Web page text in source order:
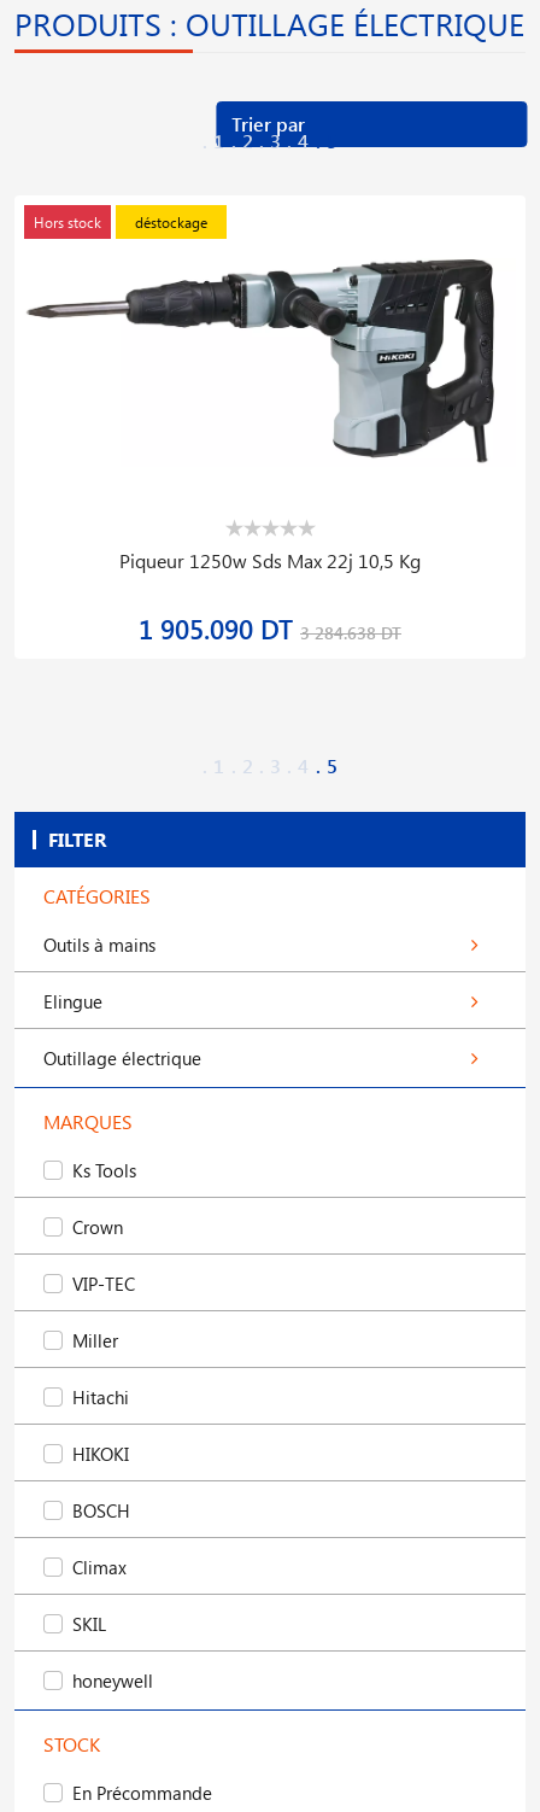
FILTER
CATÉGORIES
Outils à mains
Elingue
Outillage électrique
MARQUES
Ks Tools
Crown
VIP-TEC
Miller
Hitachi
HIKOKI
BOSCH
Climax
SKIL
honeywell
STOCK
En Précommande
PRODUITS : OUTILLAGE ÉLECTRIQUE
1 2 3 4
Hors stock déstockage
Piqueur 1250w Sds Max 22j 10,5 Kg
1 905.090 DT 3 284.638 DT
1 2 3 4 5